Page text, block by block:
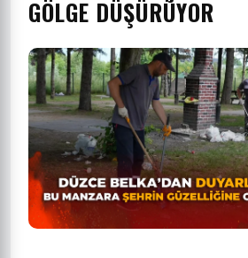
GÖLGE DÜŞÜRÜYOR